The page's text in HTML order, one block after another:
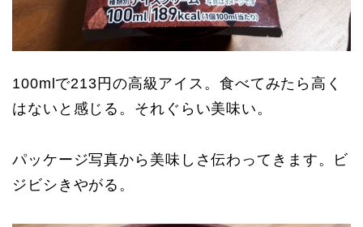
100mlで213円の高級アイス。食べてみたら高く
はないと感じる。それぐらい美味い。
パッケージ写真から美味しさ伝わってきます。ビ
ジビシきやがる。